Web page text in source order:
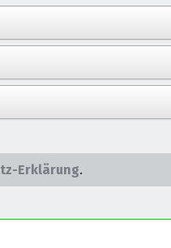
Erklärung.